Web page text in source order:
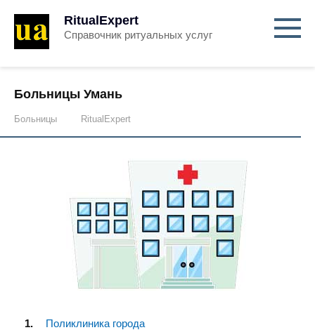
RitualExpert
Справочник ритуальных услуг
Больницы Умань
Больницы RitualExpert
Поликлиника города